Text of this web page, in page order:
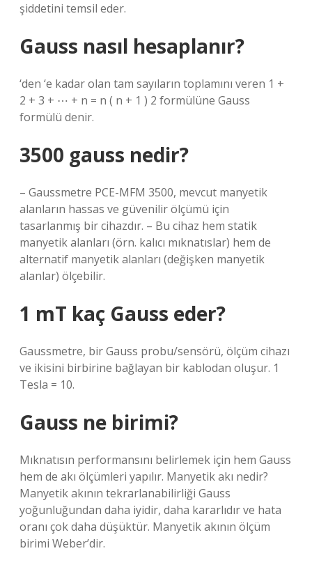
şiddetini temsil eder.
Gauss nasıl hesaplanır?
‘den ‘e kadar olan tam sayıların toplamını veren 1 +
2 + 3 + ⋯ + n = n ( n + 1 ) 2 formülüne Gauss
formülü denir.
3500 gauss nedir?
– Gaussmetre PCE-MFM 3500, mevcut manyetik
alanların hassas ve güvenilir ölçümü için
tasarlanmış bir cihazdır. – Bu cihaz hem statik
manyetik alanları (örn. kalıcı mıknatıslar) hem de
alternatif manyetik alanları (değişken manyetik
alanlar) ölçebilir.
1 mT kaç Gauss eder?
Gaussmetre, bir Gauss probu/sensörü, ölçüm cihazı
ve ikisini birbirine bağlayan bir kablodan oluşur. 1
Tesla = 10.
Gauss ne birimi?
Mıknatısın performansını belirlemek için hem Gauss
hem de akı ölçümleri yapılır. Manyetik akı nedir?
Manyetik akının tekrarlanabilirliği Gauss
yoğunluğundan daha iyidir, daha kararlıdır ve hata
oranı çok daha düşüktür. Manyetik akının ölçüm
birimi Weber’dir.